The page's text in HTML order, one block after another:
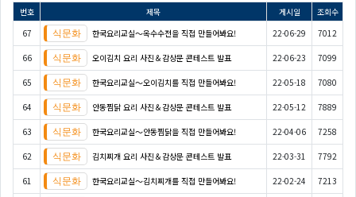
번호 제목 게시일
조회수
67
한국요리교실〜옥수수전을 직접 만들어봐요! 22-06-29 7012
66 오이김치 요리 사진＆감상문 콘테스트 발표 22-06-23 7099
65 한국요리교실〜오이김치를 직접 만들어봐요! 22-05-18 7080
64 안동찜닭 요리 사진＆감상문 콘테스트 발표 22-05-12 7889
63 한국요리교실〜안동찜닭을 직접 만들어봐요! 22-04-06 7258
62 김치찌개 요리 사진＆감상문 콘테스트 발표 22-03-31 7792
61 한국요리교실〜김치찌개를 직접 만들어봐요! 22-02-24 7213